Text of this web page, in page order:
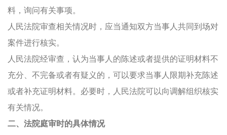
料，询问有关事项。
人民法院审查相关情况时，应当通知双方当事人共同到场对
案件进行核实。
人民法院经审查，认为当事人的陈述或者提供的证明材料不
充分、不完备或者有疑义的，可以要求当事人限期补充陈述
或者补充证明材料。必要时，人民法院可以向调解组织核实
有关情况。
二、法院庭审时的具体情况